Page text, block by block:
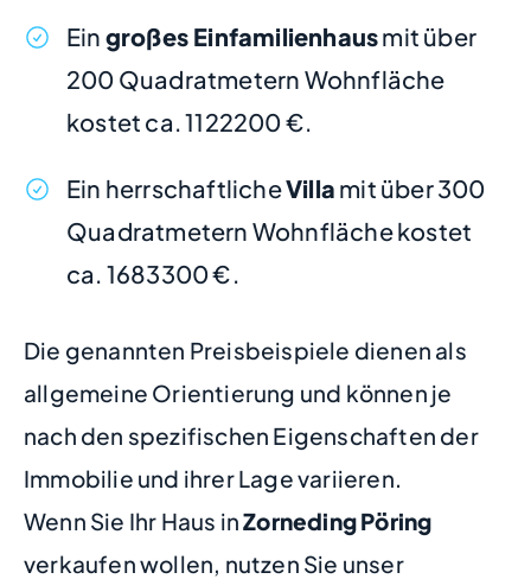
Ein großes Einfamilienhausmit über
200 Quadratmetern Wohnfläche
kostet ca. 1122200 €.
Ein herrschaftlicheVilla mit über 300
Quadratmetern Wohnfläche kostet
ca. 1683300 €.
Die genannten Preisbeispiele dienen als
allgemeine Orientierung und können je
nach den spezifischen Eigenschaften der
Immobilie und ihrer Lage variieren.
Wenn Sie Ihr Haus inZorneding Pöring
verkaufen wollen, nutzen Sie unser